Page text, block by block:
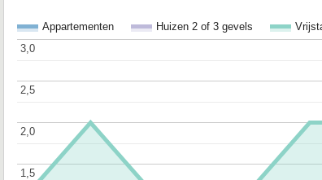
Appartementen Huizen 2 of 3 gevels
1,5
1,5
2,0
2,0
2,5
2,5
3,0
3,0